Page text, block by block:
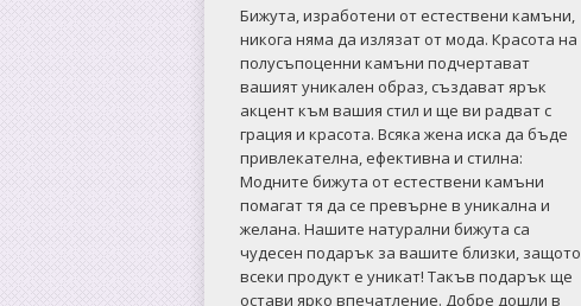
Бижута, изработени от естествени камъни,
никога няма да излязат от мода. Красота на
полусъпоценни камъни подчертават
вашият уникален образ, създават ярък
акцент към вашия стил и ще ви радват с
грация и красота. Всяка жена иска да бъде
привлекателна, ефективна и стилна:
Mодните бижута от естествени камъни
помагат тя да се превърне в уникална и
желана. Нашите натурални бижута са
чудесен подарък за вашите близки, защото
всеки продукт е уникат! Такъв подарък ще
остави ярко впечатление. Добре дошли в